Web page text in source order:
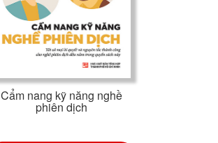
Cẩm nang kỹ năng nghề
phiên dịch